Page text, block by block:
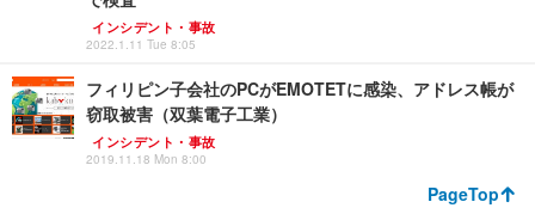
インシデント・事故
2022.1.11 Tue 8:05
フィリピン子会社のPCがEMOTETに感染、アドレス帳が
窃取被害（双葉電子工業）
インシデント・事故
2019.11.18 Mon 8:00
PageTop